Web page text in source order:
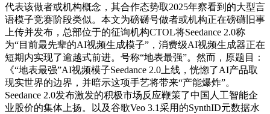
代表该做者或机构概念，其合作态势取2025年察看到的大型言
语模子竞赛阶段类似。本文为磅礴号做者或机构正在磅礴旧事
上传并发布，总部位于的征询机构CTOL将Seedance 2.0称
为“目前最先辈的AI视频生成模子”，消费级AI视频生成器正在
短期内实现了逾越式前进。号称“地表最强”。然而，原题目：
《“地表最强”AI视频模子Seedance 2.0上线，恍惚了AI产品取
现实世界的边界，并暗示这项手艺将带来“产能爆炸”。
Seedance 2.0发布激发的积极市场反应鞭策了中国人工智能企
业股价的集体上扬。以及谷歌Veo 3.1采用的SynthID元数据水